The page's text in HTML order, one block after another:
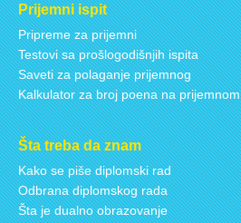
Prijemni ispit
Pripreme za prijemni
Testovi sa prošlogodišnjih ispita
Saveti za polaganje prijemnog
Kalkulator za broj poena na prijemnom
Šta treba da znam
Kako se piše diplomski rad
Odbrana diplomskog rada
Šta je dualno obrazovanje